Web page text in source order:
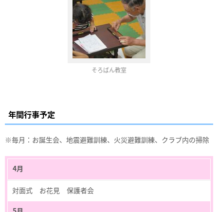
そろばん教室
年間行事予定
※毎月：お誕生会、地震避難訓練、火災避難訓練、クラブ内の掃除
4月
対面式 お花見 保護者会